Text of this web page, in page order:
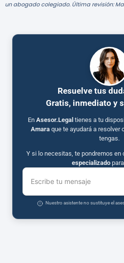
un abogado colegiado. Última revisión:
Resuelve tus
Gratis, inmediato y
En Asesor.Legal tienes a tu
Amaraque te ayudará a resolver
tengas.
Y si lo necesitas, te pondremos en
especializado
Escribe tu mensaje
Nuestro asistente no sustituye el